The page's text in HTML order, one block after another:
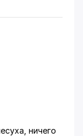
ничего